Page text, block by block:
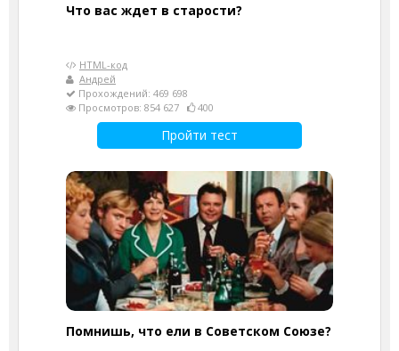
Что вас ждет в старости?
HTML-код
Андрей
Прохождений: 469 698
Просмотров: 854 627
400
Пройти тест
Помнишь, что ели в Советском Союзе?